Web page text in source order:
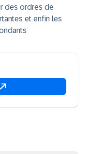
des ordres de
et enfin les